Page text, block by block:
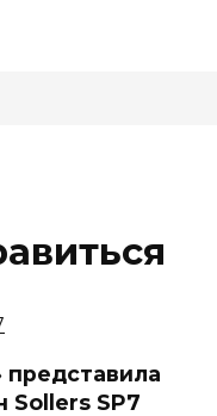
представила
Sollers SP7